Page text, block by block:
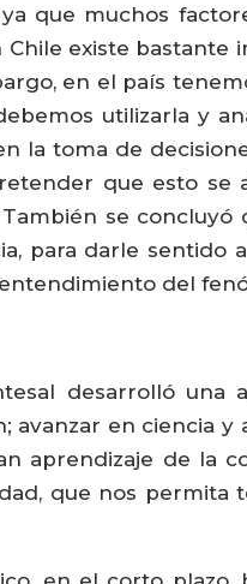
que muchos
existe
en el país
utilizarla y
la toma de
que esto
se
para darle sentido
del
desarrolló una
avanzar en ciencia
aprendizaje de la
que nos permita